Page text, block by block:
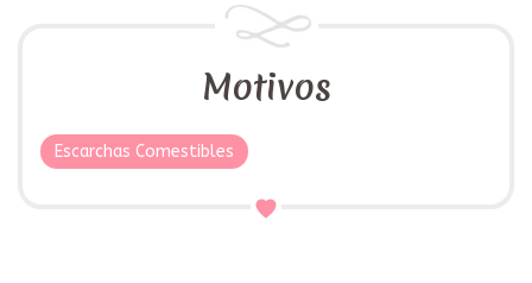
Motivos
Escarchas Comestibles